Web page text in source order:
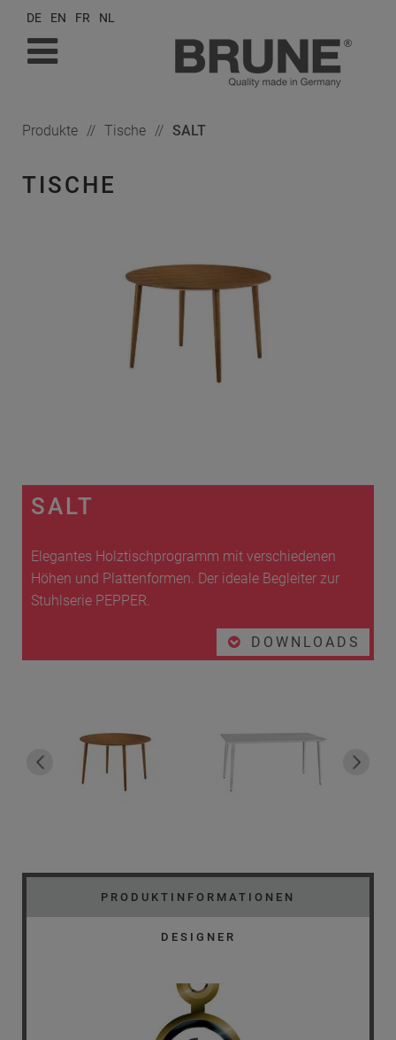
DE EN FR NL
Produkte Tische SALT
TISCHE
SALT
Elegantes Holztischprogramm mit verschiedenen
Höhen und Plattenformen. Der ideale Begleiter zur
Stuhlserie PEPPER.
DOWNLOADS
PRODUKTINFORMATIONEN
DESIGNER